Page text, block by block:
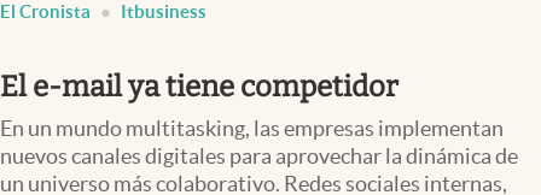
Mercados Online
Otras secciones
El Cronista Itbusiness
El e-mail ya tiene competidor
En un mundo multitasking, las empresas implementan
nuevos canales digitales para aprovechar la dinámica de
un universo más colaborativo. Redes sociales internas,